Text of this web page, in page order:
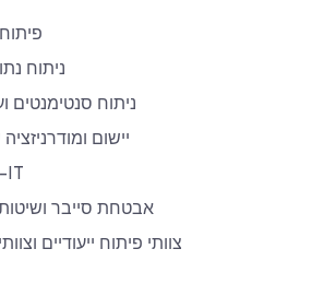
ניתוח
ניתוח סנטימנטים
יישום
תשתית ותמיכה ב-IT
אבטחת סייבר
צוותי פיתוח ייעודיים